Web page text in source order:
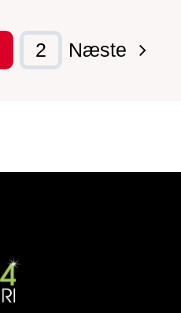
var:
1.799,00 kr..
er:
1.250,00 kr..
2 Næste